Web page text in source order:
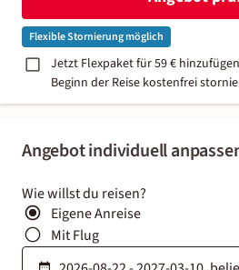
Angebot individuell
Wie willst du reisen?
Eigene Anreise
Mit Flug
Flexible Stornierung möglich
Jetzt Flexpaket für 59 €
Beginn der Reise kostenfrei